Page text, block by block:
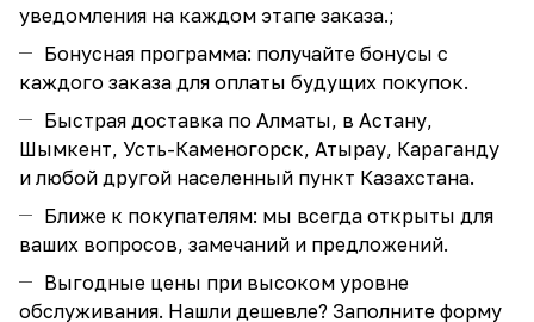
уведомления на каждом этапе заказа.;
Бонусная программа: получайте бонусы с
каждого заказа для оплаты будущих покупок.
Быстрая доставка по Алматы, в Астану,
Шымкент, Усть-Каменогорск, Атырау, Караганду
и любой другой населенный пункт Казахстана.
Ближе к покупателям: мы всегда открыты для
ваших вопросов, замечаний и предложений.
Выгодные цены при высоком уровне
обслуживания. Нашли дешевле? Заполните форму